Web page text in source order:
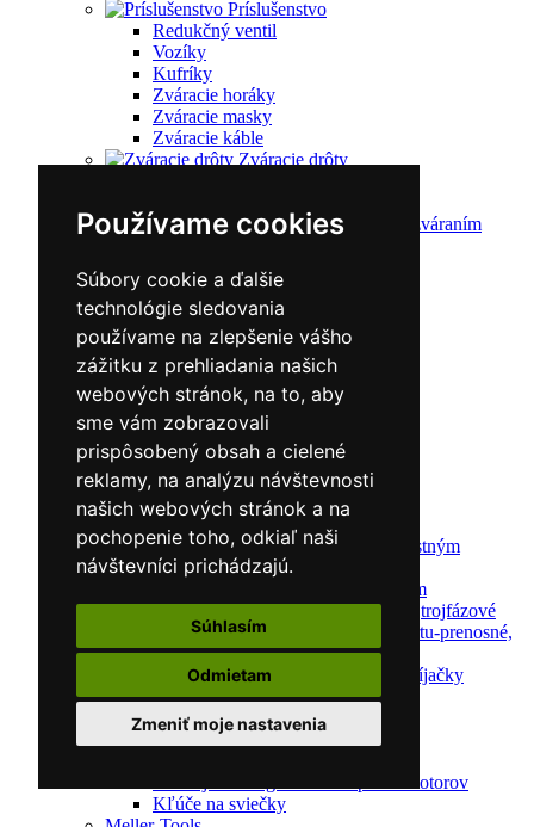
Používame cookies
Súbory cookie a ďalšie
technológie sledovania
používame na zlepšenie vášho
zážitku z prehliadania našich
webových stránok, na to, aby
sme vám zobrazovali
prispôsobený obsah a cielené
reklamy, na analýzu návštevnosti
našich webových stránok a na
pochopenie toho, odkiaľ naši
návštevníci prichádzajú.
Súhlasím
Odmietam
Zmeniť moje nastavenia
Príslušenstvo
Redukčný ventil
Vozíky
Kufríky
Zváracie horáky
Zváracie masky
Zváracie káble
Zváracie drôty
Ochrana pred zváraním
Polohovacie systémy
Indukčný ohrev
Auto náradie a vybavenie servisov
Lakernícke stojany
Nabíjačky a testery
Navijaky
Navijaky ručné
Navijaky elektrické
Reťazové kladkostroje
Náradie pre uloženie brzdového systému
Nástroje pre autookná
Nabíjačky/Štartéry
Automatické nabíjačky
Automatické nabíjačky s bezpečnostným
automatickým štartom
Nabíjačky/Štartéry s bezpečnostným
automatickým štartom-jednofázové,trojfázové
Dielenské nabíjačky s funkciou štartu-prenosné,
pojazdné
Mikroprocesorové automatické nabíjačky
Dielenské nabíjačky
Nástroje pre servis motorov
Kliešte pre automechanikov
Nástroje na diagnostiku a opravu motorov
Kľúče na sviečky